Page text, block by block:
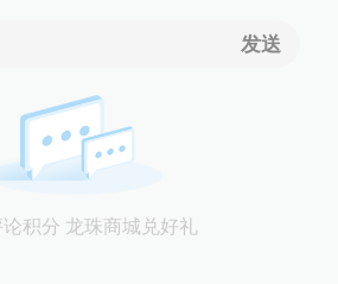
发送
论积分 龙珠商城兑好礼